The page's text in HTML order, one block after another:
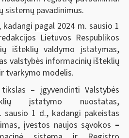
sistemų pavadinimus.
kadangi pagal 2024 m. sausio 1
Lietuvos Respublikos
išteklių valdymo įstatymas,
valstybės informacinių išteklių
tvarkymo modelis.
– įgyvendinti Valstybės
įstatymo nuostatas,
sausio 1 d., kadangi pakeistas
įvestos naujos sąvokos –